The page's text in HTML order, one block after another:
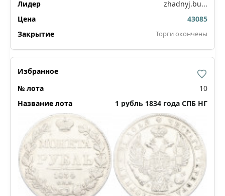
zhadnyj.bu...
43085
Торги окончены
10
1 рубль 1834 года СПБ НГ